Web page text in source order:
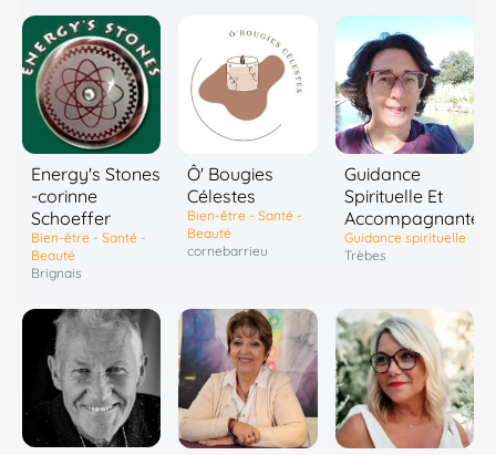
Energy's Stones
-corinne
Schoeffer
Bien-être - Santé -
Beauté
Brignais
Ô' Bougies
Célestes
Bien-être - Santé -
Beauté
cornebarrieu
Guidance
Spirituelle Et
Accompagnante
Guidance spirituelle
Trèbes